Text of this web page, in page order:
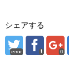
シェアする
error 0